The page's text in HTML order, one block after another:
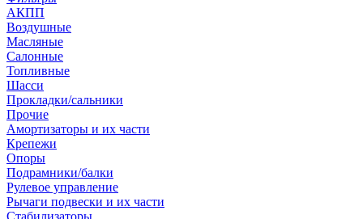
АКПП
Воздушные
Масляные
Салонные
Топливные
Шасси
Прокладки/сальники
Прочие
Амортизаторы и их части
Крепежи
Опоры
Подрамники/балки
Рулевое управление
Рычаги подвески и их части
Стабилизаторы